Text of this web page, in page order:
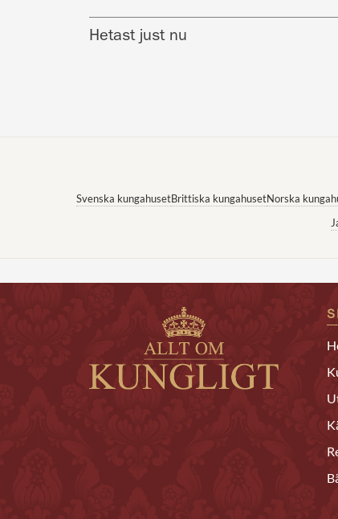
Hetast just nu
Svenska kungahusetBrittiska kungahusetNorska